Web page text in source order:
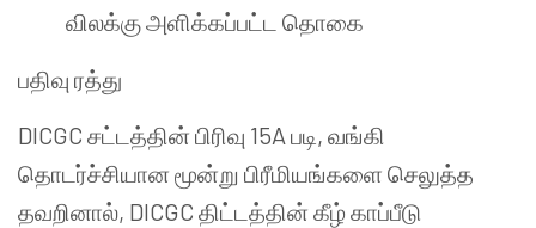
விலக்கு அளிக்கப்பட்ட தொகை
பதிவு ரத்து
DICGC சட்டத்தின் பிரிவு 15A படி, வங்கி
தொடர்ச்சியான மூன்று பிரீமியங்களை செலுத்த
தவறினால், DICGC திட்டத்தின் கீழ் காப்பீடு